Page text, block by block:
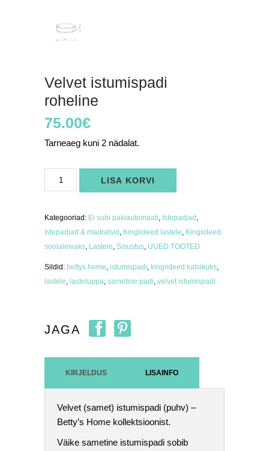
Velvet istumispadi
roheline
75.00€
Tarneaeg kuni 2 nädalat.
istumispadi
roheline
LISA KORVI
Kategooriad: Ei sobi pakiautomaati, Istepadjad ,
Istepadjad & madratsid , Kingiideed lastele, Kingiideed
soolaleivaks, Lastele, Sisustus, UUED TOOTED
Sildid: bettys home, istumispadi, kingiideed katsikuks,
lastele, lastetuppa, sametine padi, velvet istumispadi
JAGA
KIRJELDUS LISAINFO
Velvet (samet) istumispadi (puhv) –
Betty’s Home kollektsioonist.
Väike sametine istumispadi sobib